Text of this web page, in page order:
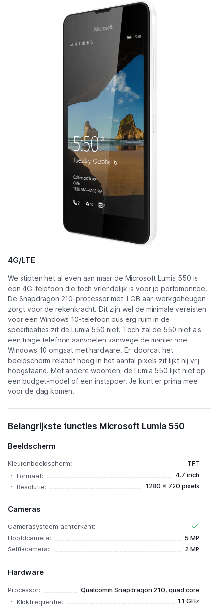
4G/LTE
We stipten het al even aan maar de Microsoft Lumia 550 is
een 4G-telefoon die toch vriendelijk is voor je portemonnee.
De Snapdragon 210-processor met 1 GB aan werkgeheugen
zorgt voor de rekenkracht. Dit zijn wel de minimale vereisten
voor een Windows 10-telefoon dus erg ruim in de
specificaties zit de Lumia 550 niet. Toch zal de 550 niet als
een trage telefoon aanvoelen vanwege de manier hoe
Windows 10 omgaat met hardware. En doordat het
beeldscherm relatief hoog in het aantal pixels zit lijkt hij vrij
hoogstaand. Met andere woorden; de Lumia 550 lijkt niet op
een budget-model of een instapper. Je kunt er prima mee
voor de dag komen.
Belangrijkste functies Microsoft Lumia 550
Beeldscherm
Kleurenbeeldscherm:
TFT
Formaat:
4.7 inch
Resolutie:
1280 x 720 pixels
Cameras
Camerasysteem achterkant:
Hoofdcamera:
5 MP
Selfiecamera:
2 MP
Hardware
Processor:
Qualcomm Snapdragon 210, quad core
Klokfrequentie:
1.1 GHz